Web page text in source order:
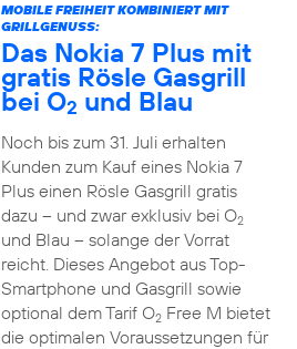
MOBILE FREIHEIT KOMBINIERT MIT
GRILLGENUSS:
Das Nokia 7 Plus mit
gratis Rösle Gasgrill
bei O2 und Blau
Noch bis zum 31. Juli erhalten
Kunden zum Kauf eines Nokia 7
Plus einen Rösle Gasgrill gratis
dazu – und zwar exklusiv bei O2
und Blau – solange der Vorrat
reicht. Dieses Angebot aus Top-
Smartphone und Gasgrill sowie
optional dem Tarif O2Free M bietet
die optimalen Voraussetzungen für